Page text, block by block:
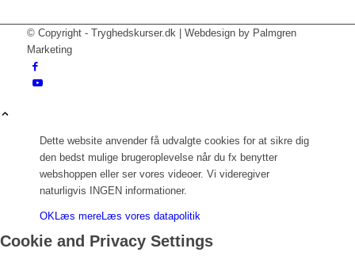
© Copyright - Tryghedskurser.dk | Webdesign by Palmgren
Marketing
Dette website anvender få udvalgte cookies for at sikre dig
den bedst mulige brugeroplevelse når du fx benytter
webshoppen eller ser vores videoer. Vi videregiver
naturligvis INGEN informationer.
OKLæs mereLæs vores datapolitik
Cookie and Privacy Settings